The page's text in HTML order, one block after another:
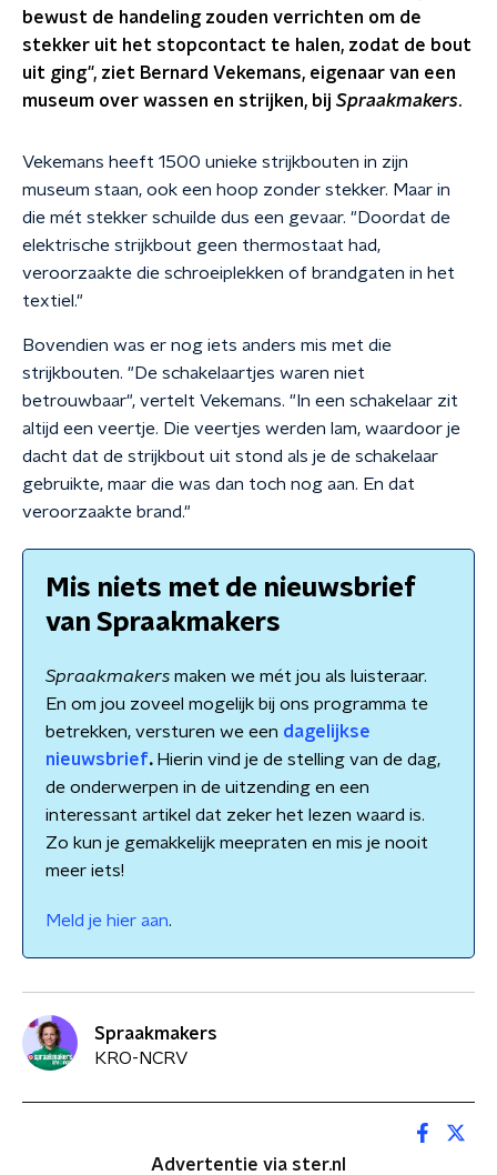
bewust de handeling zouden verrichten om de
stekker uit het stopcontact te halen, zodat de bout
uit ging", ziet Bernard Vekemans, eigenaar van een
museum over wassen en strijken, bij Spraakmakers.
Vekemans heeft 1500 unieke strijkbouten in zijn
museum staan, ook een hoop zonder stekker. Maar in
die mét stekker schuilde dus een gevaar. "Doordat de
elektrische strijkbout geen thermostaat had,
veroorzaakte die schroeiplekken of brandgaten in het
textiel."
Bovendien was er nog iets anders mis met die
strijkbouten. "De schakelaartjes waren niet
betrouwbaar", vertelt Vekemans. "In een schakelaar zit
altijd een veertje. Die veertjes werden lam, waardoor je
dacht dat de strijkbout uit stond als je de schakelaar
gebruikte, maar die was dan toch nog aan. En dat
veroorzaakte brand."
Mis niets met de nieuwsbrief
van Spraakmakers
Spraakmakers maken we mét jou als luisteraar.
En om jou zoveel mogelijk bij ons programma te
betrekken, versturen we een dagelijkse
nieuwsbrief.Hierin vind je de stelling van de dag,
de onderwerpen in de uitzending en een
interessant artikel dat zeker het lezen waard is.
Zo kun je gemakkelijk meepraten en mis je nooit
meer iets!
Meld je hier aan.
Spraakmakers
KRO-NCRV
Advertentie via ster.nl